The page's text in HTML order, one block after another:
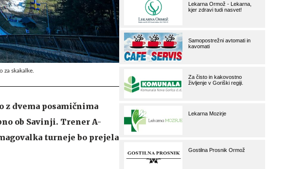
skakalke.
z dvema posamičnima
ob Savinji. Trener A-
turneje bo prejela